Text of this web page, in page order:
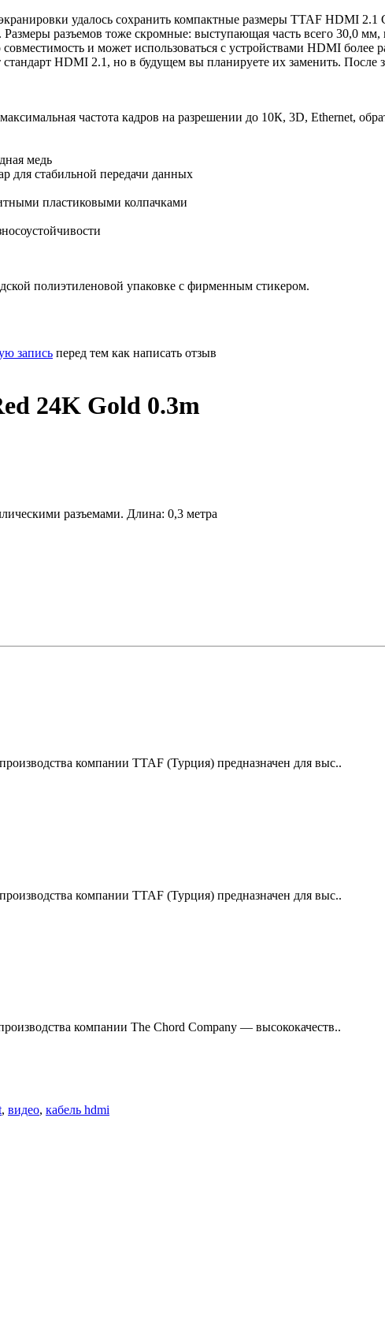
удалось сохранить компактные размеры TTAF HDMI
Размеры разъемов тоже скромные: выступающая часть всего 30,0
и может использоваться с устройствами HDMI
HDMI 2.1, но в будущем вы планируете их заменить. После
частота кадров на разрешении до 10К, 3D, Ethernet,
медь
для стабильной передачи данных
пластиковыми колпачками
полиэтиленовой упаковке с фирменным стикером.
запись перед тем как написать отзыв
24K Gold 0.3m
разъемами. Длина: 0,3 метра
компании TTAF (Турция) предназначен для выс..
компании TTAF (Турция) предназначен для выс..
компании The Chord Company — высококачеств..
, видео, кабель hdmi